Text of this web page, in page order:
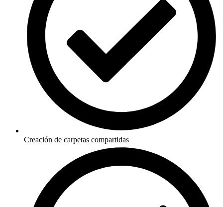
Creación de carpetas compartidas